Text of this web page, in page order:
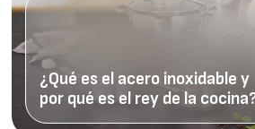
¿Qué es el acero inoxidable y
por qué es el rey de la